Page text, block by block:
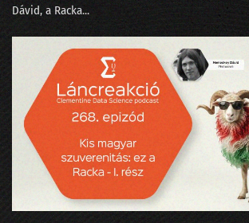
227 - Eljön-e a 100%-os
225 - Van-e AI az LLM-en túl?
Dávid⁠⁠, a ⁠Racka...